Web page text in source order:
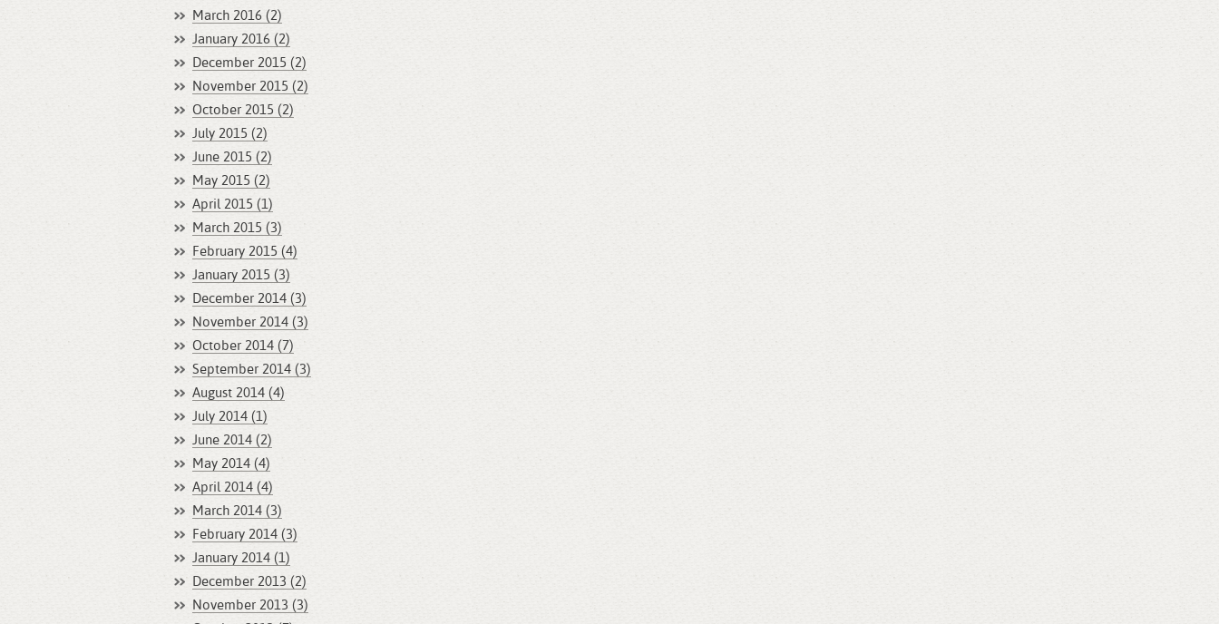
March 2016 (2)
January 2016 (2)
December 2015 (2)
November 2015 (2)
October 2015 (2)
July 2015 (2)
June 2015 (2)
May 2015 (2)
April 2015 (1)
March 2015 (3)
February 2015 (4)
January 2015 (3)
December 2014 (3)
November 2014 (3)
October 2014 (7)
September 2014 (3)
August 2014 (4)
July 2014 (1)
June 2014 (2)
May 2014 (4)
April 2014 (4)
March 2014 (3)
February 2014 (3)
January 2014 (1)
December 2013 (2)
November 2013 (3)